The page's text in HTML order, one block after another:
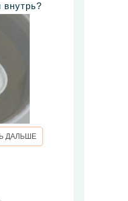
внутрь?
ДАЛЬШЕ